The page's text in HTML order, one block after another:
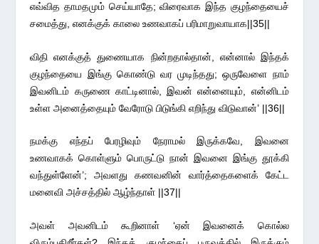
எவ்வித தாமதமும் செய்யாதே; விரைவாக இந்த குழந்தையைச்
சமைத்து, எனக்குக் காலை உணவாகப் பரிமாறுவாயாக||35||
விதி எனக்குத் துணையாக நின்றதால்தான், என்னால் இந்தக்
குழந்தையை இங்கு கொண்டு வர முடிந்தது; ஒருவேளை நாம்
இவனிடம் கருணை காட்டினால், இவன் என்னையும், என்னிடம்
உள்ள அனைத்தையும் வேரோடு பிடுங்கி எறிந்து விடுவான்’ ||36||
நமக்கு எந்தப் பேரழிவும் நேராமல் இருக்கவே, இவனை
உணவாகக் கொள்ளும் பொருட்டு நான் இவனை இங்கு தூக்கி
வந்துள்ளேன்’; அவளது கணவனின் வார்த்தைகளைக் கேட்ட
மனைவி அச்சத்தில் ஆழ்ந்தாள் ||37||
அவள் அவனிடம் கூறினாள் ‘ஏன் இவனைக் கொல்ல